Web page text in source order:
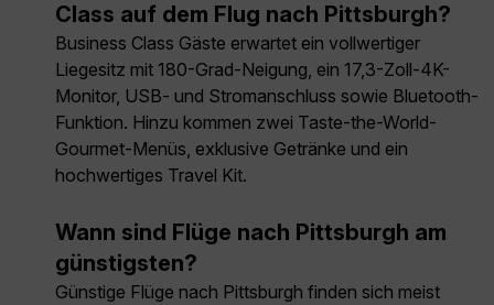
Class auf dem Flug nach Pittsburgh?
Business Class Gäste erwartet ein vollwertiger
Liegesitz mit 180-Grad-Neigung, ein 17,3-Zoll-4K-
Monitor, USB- und Stromanschluss sowie Bluetooth-
Funktion. Hinzu kommen zwei Taste-the-World-
Gourmet-Menüs, exklusive Getränke und ein
hochwertiges Travel Kit.
Wann sind Flüge nach Pittsburgh am
günstigsten?
Günstige Flüge nach Pittsburgh finden sich meist